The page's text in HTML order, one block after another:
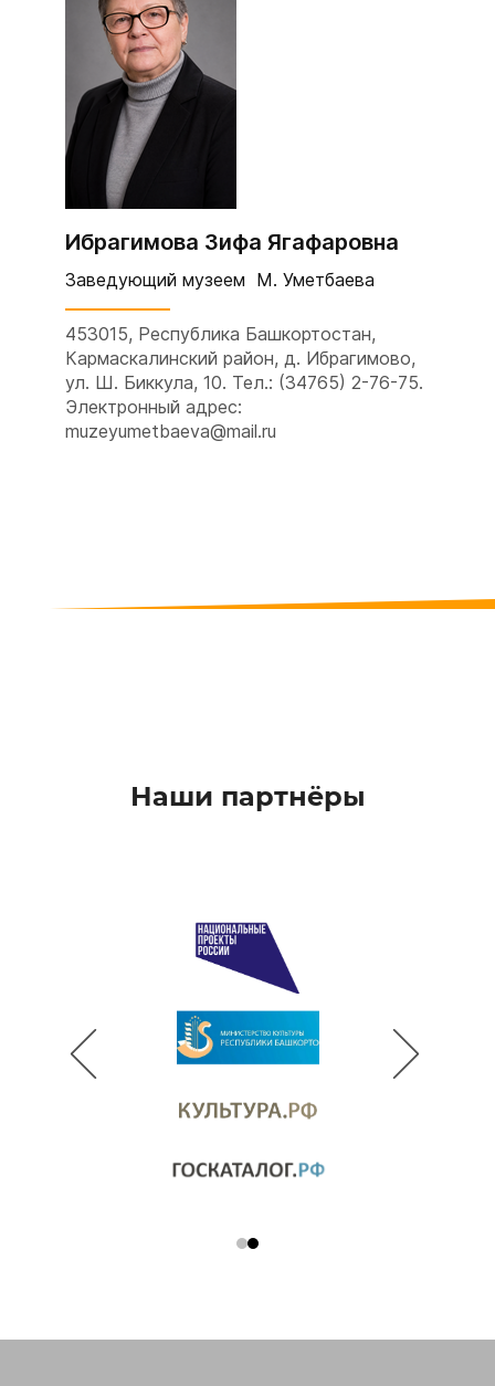
Ибрагимова Зифа Ягафаровна
Заведующий музеем М. Уметбаева
453015, Республика Башкортостан,
Кармаскалинский район, д. Ибрагимово,
ул. Ш. Биккула, 10. Тел.: (34765) 2-76-75.
Электронный адрес:
muzeyumetbaeva@mail.ru
Наши партнёры